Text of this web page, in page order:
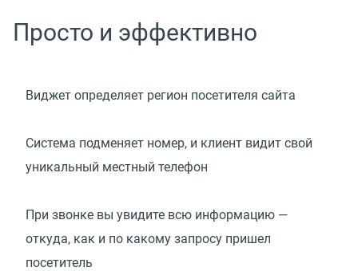
Просто и эффективно
Виджет определяет регион посетителя сайта
Система подменяет номер, и клиент видит свой
уникальный местный телефон
При звонке вы увидите всю информацию —
откуда, как и по какому запросу пришел
посетитель